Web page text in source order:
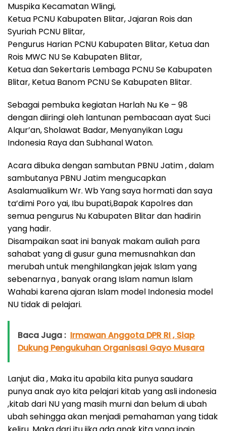
Muspika Kecamatan Wlingi,
Ketua PCNU Kabupaten Blitar, Jajaran Rois dan
Syuriah PCNU Blitar,
Pengurus Harian PCNU Kabupaten Blitar, Ketua dan
Rois MWC NU Se Kabupaten Blitar,
Ketua dan Sekertaris Lembaga PCNU Se Kabupaten
Blitar, Ketua Banom PCNU Se Kabupaten Blitar.
Sebagai pembuka kegiatan Harlah Nu Ke – 98
dengan diiringi oleh lantunan pembacaan ayat Suci
Alqur’an, Sholawat Badar, Menyanyikan Lagu
Indonesia Raya dan Subhanal Waton.
Acara dibuka dengan sambutan PBNU Jatim , dalam
sambutanya PBNU Jatim mengucapkan
Asalamualikum Wr. Wb Yang saya hormati dan saya
ta’dimi Poro yai, Ibu bupati,Bapak Kapolres dan
semua pengurus Nu Kabupaten Blitar dan hadirin
yang hadir.
Disampaikan saat ini banyak makam auliah para
sahabat yang di gusur guna memusnahkan dan
merubah untuk menghilangkan jejak Islam yang
sebenarnya , banyak orang Islam namun Islam
Wahabi karena ajaran Islam model Indonesia model
NU tidak di pelajari.
Baca Juga : Irmawan Anggota DPR RI , Siap
Dukung Pengukuhan Organisasi Gayo Musara
Lanjut dia , Maka itu apabila kita punya saudara
punya anak ayo kita pelajari kitab yang asli indonesia
,kitab dari NU yang masih murni dan belum di ubah
ubah sehingga akan menjadi pemahaman yang tidak